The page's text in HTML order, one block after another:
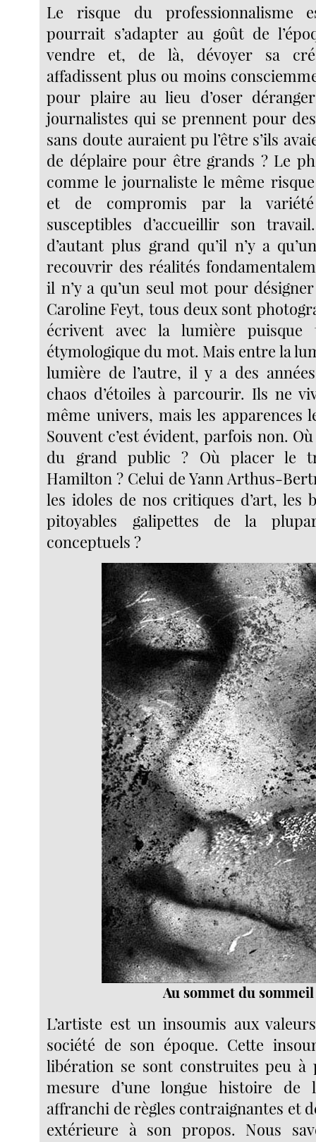
Le risque du professionnalisme
pourrait s’adapter au goût de
vendre et, de là, dévoyer sa
affadissent plus ou moins
pour plaire au lieu d’oser
journalistes qui se prennent pour
sans doute auraient pu l’être s’ils
de déplaire pour être grands ? Le
comme le journaliste le même risque
et de compromis par la
susceptibles d’accueillir son
d’autant plus grand qu’il n’y a
recouvrir des réalités
il n’y a qu’un seul mot pour
Caroline Feyt, tous deux sont
écrivent avec la lumière
étymologique du mot. Mais entre la
lumière de l’autre, il y a des
chaos d’étoiles à parcourir. Ils ne
même univers, mais les apparences
Souvent c’est évident, parfois non.
du grand public ? Où placer le
Hamilton ? Celui de Yann Arthus-
les idoles de nos critiques d’art, les
pitoyables galipettes de la
conceptuels ?
Au sommet du sommeil
L’artiste est un insoumis aux
société de son époque. Cette
libération se sont construites peu
mesure d’une longue histoire de
affranchi de règles contraignantes et
extérieure à son propos. Nous